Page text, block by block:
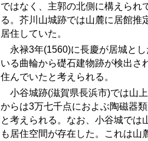
ではなく、主郭の北側に構えられ
る。芥川山城跡では山麓に居館推
居住していた。
永禄3年(1560)に長慶が居城と
いる曲輪から礎石建物跡が検出さ
住んでいたと考えられる。
小谷城跡(滋賀県長浜市)では山
からは3万七千点におよぶ陶磁器
と考えられる。なお、小谷城では
も居住空間が存在した。これは